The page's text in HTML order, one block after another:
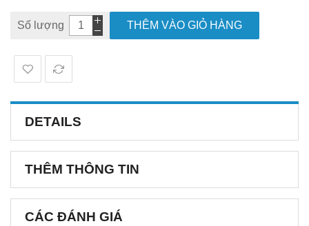
Số lượng THÊM VÀO GIỎ HÀNG
DETAILS
THÊM THÔNG TIN
CÁC ĐÁNH GIÁ